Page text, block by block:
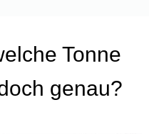
Tonne
genau?